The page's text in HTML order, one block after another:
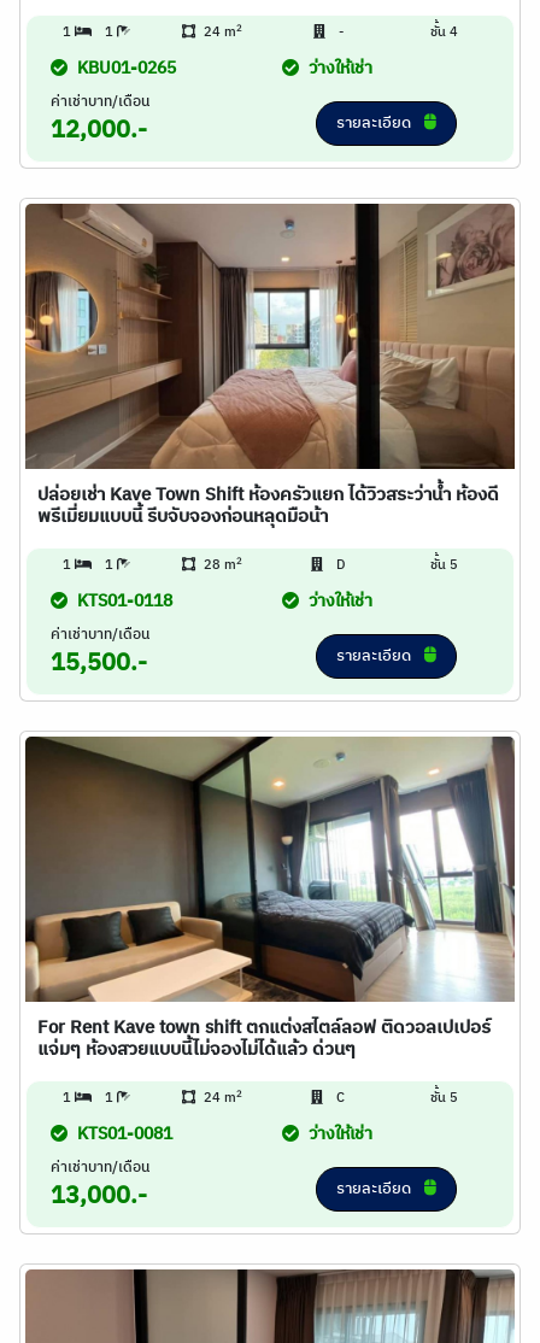
1 1 24 m2 - ชั้น 4
KBU01-0265 ว่างให้เช่า
ค่าเช่าบาท/เดือน
12,000.- รายละเอียด
ปล่อยเช่า Kave Town Shift ห้องครัวแยก ได้วิวสระว่าน้ำ ห้องดี
พรีเมี่ยมแบบนี้ รีบจับจองก่อนหลุดมือน้า
1 1 28 m2 D ชั้น 5
KTS01-0118 ว่างให้เช่า
ค่าเช่าบาท/เดือน
15,500.- รายละเอียด
For Rent Kave town shift ตกแต่งสไตล์ลอฟ ติดวอลเปเปอร์
แจ่มๆ ห้องสวยแบบนี้ไม่จองไม่ได้แล้ว ด่วนๆ
1 1 24 m2 C ชั้น 5
KTS01-0081 ว่างให้เช่า
ค่าเช่าบาท/เดือน
13,000.- รายละเอียด